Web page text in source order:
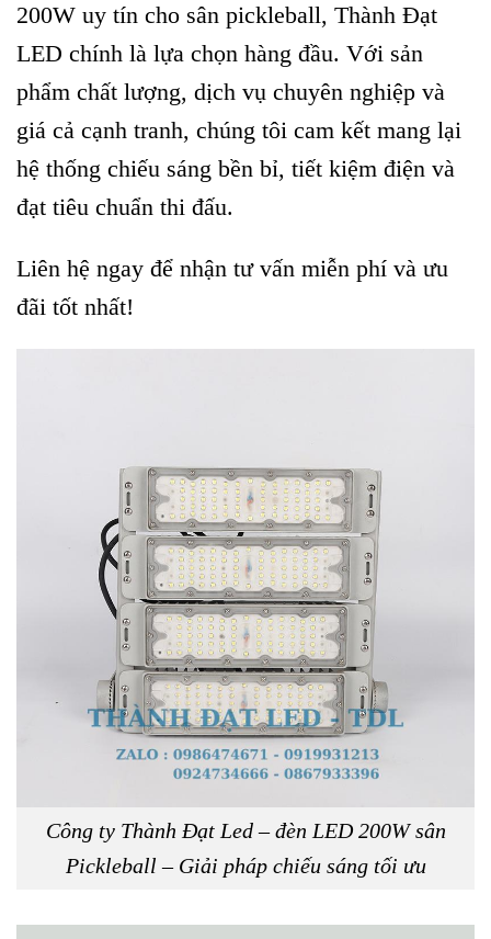
content
200W uy tín cho sân pickleball, Thành Đạt
LED chính là lựa chọn hàng đầu. Với sản
phẩm chất lượng, dịch vụ chuyên nghiệp và
giá cả cạnh tranh, chúng tôi cam kết mang lại
hệ thống chiếu sáng bền bỉ, tiết kiệm điện và
đạt tiêu chuẩn thi đấu.
Liên hệ ngay để nhận tư vấn miễn phí và ưu
đãi tốt nhất!
Công ty Thành Đạt Led – đèn LED 200W sân
Pickleball – Giải pháp chiếu sáng tối ưu